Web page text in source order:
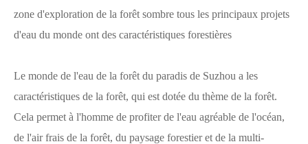
zone d'exploration de la forêt sombre tous les principaux projets
d'eau du monde ont des caractéristiques forestières
Le monde de l'eau de la forêt du paradis de Suzhou a les
caractéristiques de la forêt, qui est dotée du thème de la forêt.
Cela permet à l'homme de profiter de l'eau agréable de l'océan,
de l'air frais de la forêt, du paysage forestier et de la multi-